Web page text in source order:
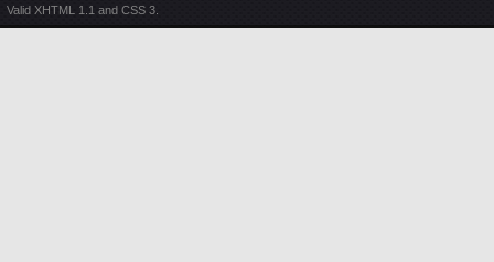
Valid XHTML 1.1 and CSS 3.